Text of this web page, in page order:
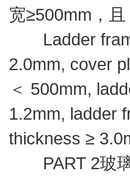
宽≥500mm，
Ladder frame
2.0mm, cover
＜ 500mm,
1.2mm, ladder
thickness ≥
PART 2玻璃